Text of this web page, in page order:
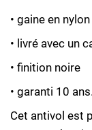
• gaine en nylon
• livré avec un
• finition noire
• garanti 10 ans.
Cet antivol est